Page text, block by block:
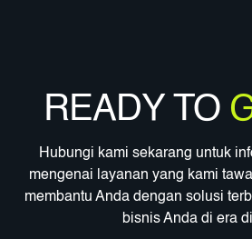
READY TO
Hubungi kami sekarang untuk
mengenai layanan yang kami
membantu Anda dengan solusi
bisnis Anda di era